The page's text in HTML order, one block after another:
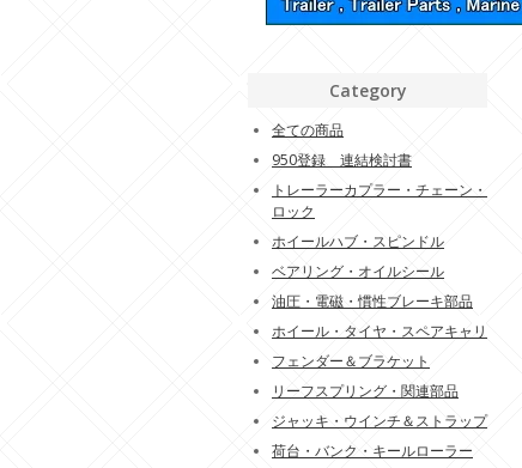
Category
全ての商品
950登録 連結検討書
トレーラーカプラー・チェーン・
ロック
ホイールハブ・スピンドル
ベアリング・オイルシール
油圧・電磁・慣性ブレーキ部品
ホイール・タイヤ・スペアキャリ
フェンダー＆ブラケット
リーフスプリング・関連部品
ジャッキ・ウインチ＆ストラップ
荷台・バンク・キールローラー